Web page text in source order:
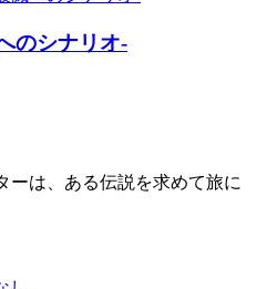
のシナリオ-
ーは、ある伝説を求めて旅に